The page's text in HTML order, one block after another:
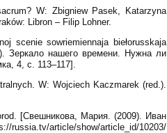
W: Zbigniew Pasek, Katarzyna
Libron – Filip Lohner.
scenie sowriemiennaja biełorusskaja
Зеркало нашего времени. Нужна ли
4, с. 113–117].
W: Wojciech Kaczmarek (red.).
[Свешникова, Мария. (2009). Иван
article/show/article_id/10203/